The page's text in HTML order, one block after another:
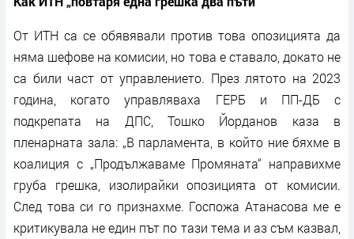
От ИТН са се обявявали против това опозицията да
няма шефове на комисии, но това е ставало, докато не
са били част от управлението. През лятото на 2023
година, когато управляваха ГЕРБ и ПП-ДБ с
подкрепата на ДПС, Тошко Йорданов каза в
пленарната зала: „В парламента, в който ние бяхме в
коалиция с „Продължаваме Промяната“ направихме
груба грешка, изолирайки опозицията от комисии.
След това си го признахме. Госпожа Атанасова ме е
критикувала не един път по тази тема и аз съм казвал,